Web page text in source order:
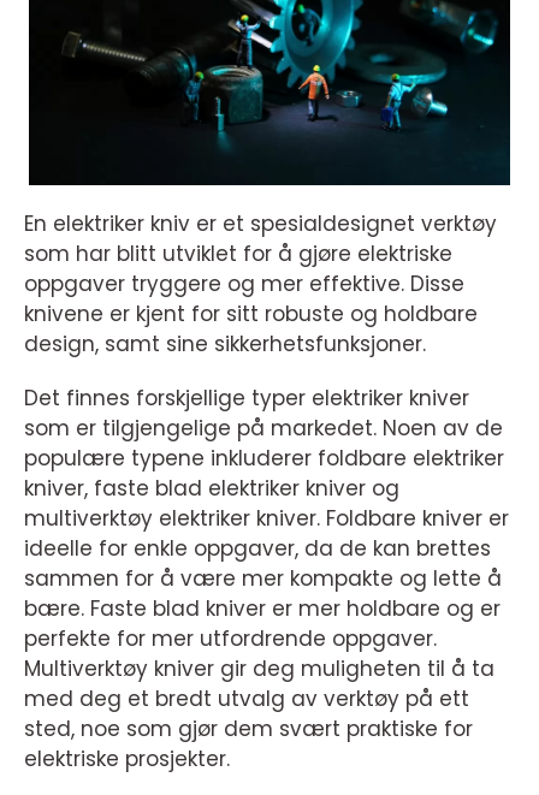
En elektriker kniv er et spesialdesignet verktøy
som har blitt utviklet for å gjøre elektriske
oppgaver tryggere og mer effektive. Disse
knivene er kjent for sitt robuste og holdbare
design, samt sine sikkerhetsfunksjoner.
Det finnes forskjellige typer elektriker kniver
som er tilgjengelige på markedet. Noen av de
populære typene inkluderer foldbare elektriker
kniver, faste blad elektriker kniver og
multiverktøy elektriker kniver. Foldbare kniver er
ideelle for enkle oppgaver, da de kan brettes
sammen for å være mer kompakte og lette å
bære. Faste blad kniver er mer holdbare og er
perfekte for mer utfordrende oppgaver.
Multiverktøy kniver gir deg muligheten til å ta
med deg et bredt utvalg av verktøy på ett
sted, noe som gjør dem svært praktiske for
elektriske prosjekter.